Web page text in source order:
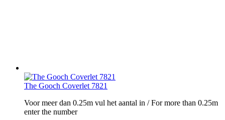
The Gooch Coverlet 7821
Voor meer dan 0.25m vul het aantal in / For more than 0.25m
enter the number